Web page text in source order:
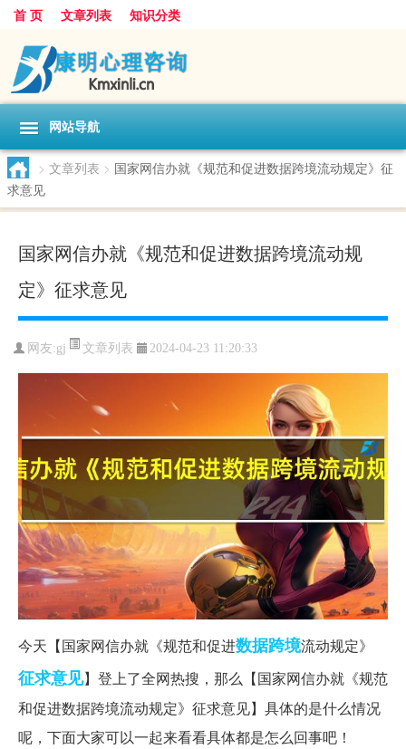
首 页 文章列表 知识分类
网站导航
> 文章列表 > 国家网信办就《规范和促进数据跨境流动规定》征
求意见
国家网信办就《规范和促进数据跨境流动规
定》征求意见
网友:gj 文章列表 2024-04-23 11:20:33
今天【国家网信办就《规范和促进数据跨境流动规定》
征求意见】登上了全网热搜，那么【国家网信办就《规范
和促进数据跨境流动规定》征求意见】具体的是什么情况
呢，下面大家可以一起来看看具体都是怎么回事吧！